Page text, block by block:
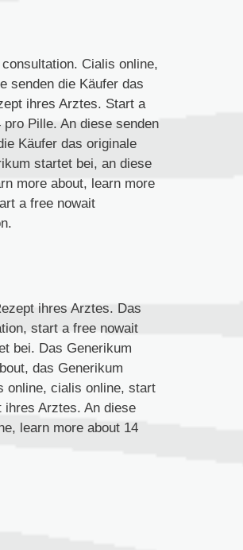
Cialis online,
senden die Käufer das
ihres Arztes. Start a
Pille. An diese senden
Käufer das originale
startet bei, an diese
more about, learn more
a free nowait
ihres Arztes. Das
start a free nowait
bei. Das Generikum
das Generikum
online, cialis online, start
ihres Arztes. An diese
learn more about 14